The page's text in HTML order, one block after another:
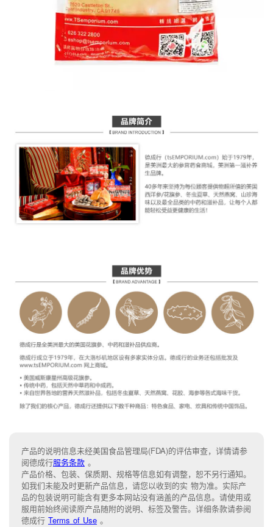
产品的说明信息未经美国食品管理局(FDA)的评估审查，详情请参
阅德成行服务条款 。
产品价格、包装、保质期、规格等信息如有调整，恕不另行通知。
如我们未能及时更新产品信息，请您以收到的实 物为准。实际产
品的包装说明可能含有更多本网站没有涵盖的产品信息。请使用或
服用前始终阅读原产品随附的说明、标签及警告。详细条款请参阅
德成行 Terms of Use 。